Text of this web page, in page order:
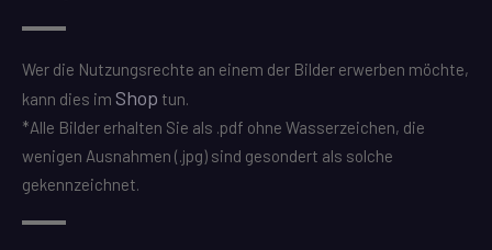
Wer die Nutzungsrechte an einem der Bilder erwerben möchte,
kann dies im Shop tun.
*Alle Bilder erhalten Sie als .pdf ohne Wasserzeichen, die
wenigen Ausnahmen (.jpg) sind gesondert als solche
gekennzeichnet.